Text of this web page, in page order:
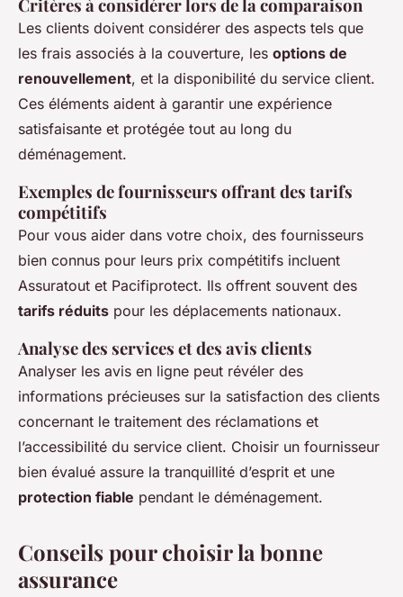
Critères à considérer lors de la comparaison
Les clients doivent considérer des aspects tels que
les frais associés à la couverture, les options de
renouvellement, et la disponibilité du service client.
Ces éléments aident à garantir une expérience
satisfaisante et protégée tout au long du
déménagement.
Exemples de fournisseurs offrant des tarifs
compétitifs
Pour vous aider dans votre choix, des fournisseurs
bien connus pour leurs prix compétitifs incluent
Assuratout et Pacifiprotect. Ils offrent souvent des
tarifs réduits pour les déplacements nationaux.
Analyse des services et des avis clients
Analyser les avis en ligne peut révéler des
informations précieuses sur la satisfaction des clients
concernant le traitement des réclamations et
l’accessibilité du service client. Choisir un fournisseur
bien évalué assure la tranquillité d’esprit et une
protection fiable pendant le déménagement.
Conseils pour choisir la bonne
assurance